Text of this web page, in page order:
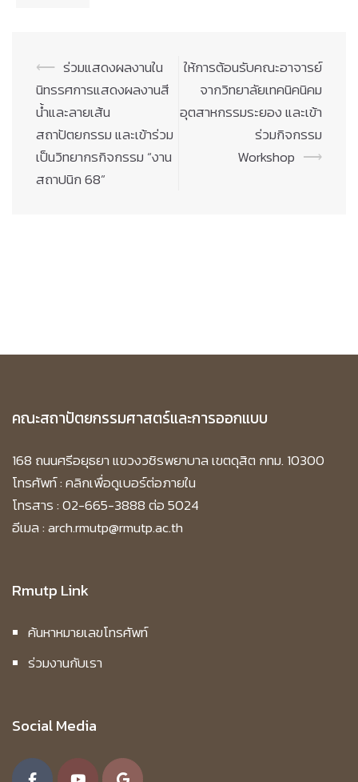
Post
navigation
⟵ ร่วมแสดงผลงานใน
นิทรรศการแสดงผลงานสี
น้ำและลายเส้น
สถาปัตยกรรม และเข้าร่วม
เป็นวิทยากรกิจกรรม “งาน
สถาปนิก 68”
ให้การต้อนรับคณะอาจารย์
จากวิทยาลัยเทคนิคนิคม
อุตสาหกรรมระยอง และเข้า
ร่วมกิจกรรม
Workshop ⟶
คณะสถาปัตยกรรมศาสตร์และการออกแบบ
168 ถนนศรีอยุธยา แขวงวชิรพยาบาล เขตดุสิต กทม. 10300
โทรศัพท์ :คลิกเพื่อดูเบอร์ต่อภายใน
โทรสาร : 02-665-3888 ต่อ 5024
อีเมล : arch.rmutp@rmutp.ac.th
Rmutp Link
ค้นหาหมายเลขโทรศัพท์
ร่วมงานกับเรา
Social Media